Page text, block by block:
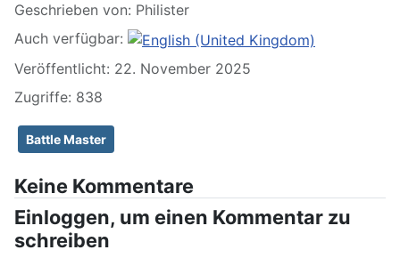
Geschrieben von: Philister
Auch verfügbar:
Veröffentlicht: 22. November 2025
Zugriffe: 838
Battle Master
Keine Kommentare
Einloggen, um einen Kommentar zu
schreiben